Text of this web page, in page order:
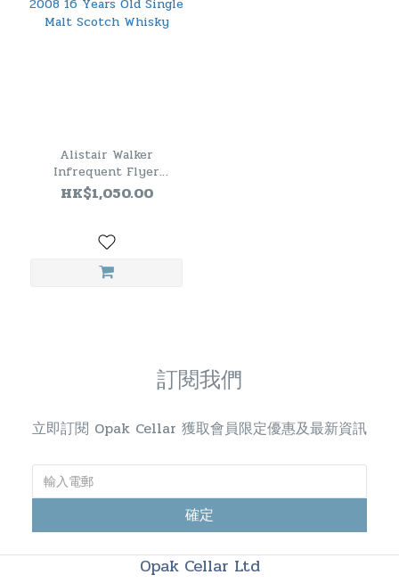
Alistair Walker
Infrequent Flyer
Strathmill 2008 16 Years
Old Single Malt Scotch
HK$1,050.00
訂閱我們
立即訂閱 Opak Cellar 獲取會員限定優惠及最新資訊
確定
Opak Cellar Ltd